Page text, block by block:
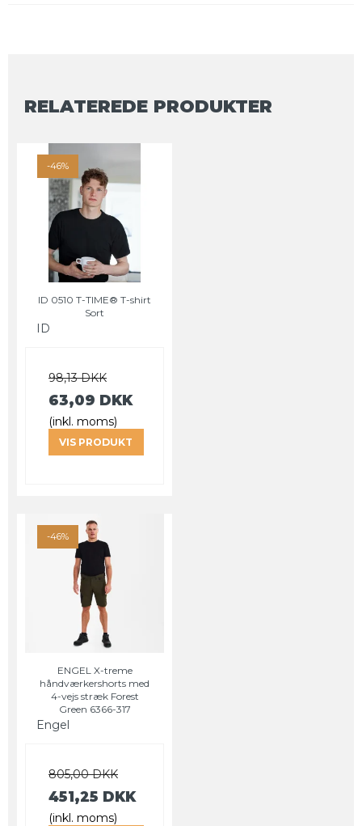
RELATEREDE PRODUKTER
-46%
ID 0510 T-TIME® T-shirt
Sort
ID
98,13 DKK
63,09 DKK
(inkl. moms)
VIS PRODUKT
-46%
ENGEL X-treme
håndværkershorts med
4-vejs stræk Forest
Green 6366-317
Engel
805,00 DKK
451,25 DKK
(inkl. moms)